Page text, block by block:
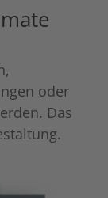
oder
Das